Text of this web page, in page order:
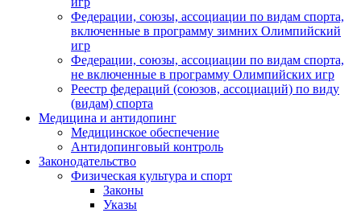
Федерации, союзы, ассоциации по видам спорта,
включенные в программу зимних Олимпийский
игр
Федерации, союзы, ассоциации по видам спорта,
не включенные в программу Олимпийских игр
Реестр федераций (союзов, ассоциаций) по виду
(видам) спорта
Медицина и антидопинг
Медицинское обеспечение
Антидопинговый контроль
Законодательство
Физическая культура и спорт
Законы
Указы